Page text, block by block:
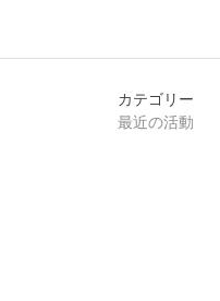
カテゴリー
最近の活動